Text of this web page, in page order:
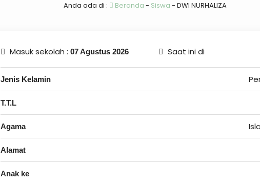
Anda ada di : Beranda - Siswa - DWI NURHALIZA
Masuk sekolah : 07 Agustus 2026 Saat ini di
Jenis Kelamin
T.T.L
Agama
Alamat
Anak ke